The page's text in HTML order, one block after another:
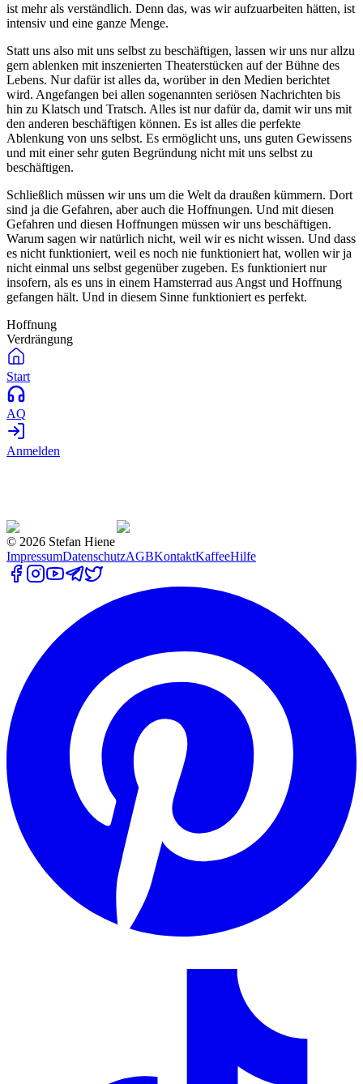
ist mehr als verständlich. Denn das, was wir aufzuarbeiten hätten, ist
intensiv und eine ganze Menge.
Statt uns also mit uns selbst zu beschäftigen, lassen wir uns nur allzu
gern ablenken mit inszenierten Theaterstücken auf der Bühne des
Lebens. Nur dafür ist alles da, worüber in den Medien berichtet
wird. Angefangen bei allen sogenannten seriösen Nachrichten bis
hin zu Klatsch und Tratsch. Alles ist nur dafür da, damit wir uns mit
den anderen beschäftigen können. Es ist alles die perfekte
Ablenkung von uns selbst. Es ermöglicht uns, uns guten Gewissens
und mit einer sehr guten Begründung nicht mit uns selbst zu
beschäftigen.
Schließlich müssen wir uns um die Welt da draußen kümmern. Dort
sind ja die Gefahren, aber auch die Hoffnungen. Und mit diesen
Gefahren und diesen Hoffnungen müssen wir uns beschäftigen.
Warum sagen wir natürlich nicht, weil wir es nicht wissen. Und dass
es nicht funktioniert, weil es noch nie funktioniert hat, wollen wir ja
nicht einmal uns selbst gegenüber zugeben. Es funktioniert nur
insofern, als es uns in einem Hamsterrad aus Angst und Hoffnung
gefangen hält. Und in diesem Sinne funktioniert es perfekt.
Hoffnung
Verdrängung
Start
AQ
Anmelden
© 2026 Stefan Hiene
ImpressumDatenschutzAGBKontaktKaffeeHilfe